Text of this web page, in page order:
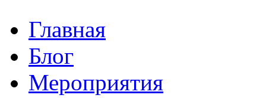
Главная
Блог
Мероприятия